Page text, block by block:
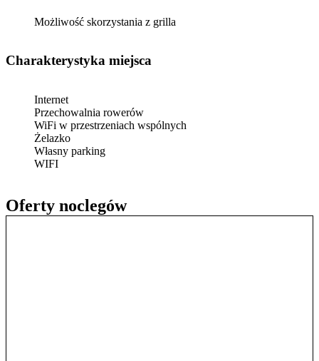
Oferty noclegów
Możliwość skorzystania z grilla
Charakterystyka miejsca
Internet
Przechowalnia rowerów
WiFi w przestrzeniach wspólnych
Żelazko
Własny parking
WIFI